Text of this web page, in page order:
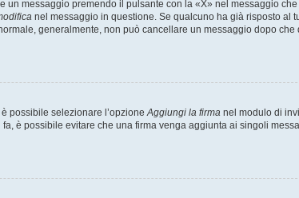
messaggio premendo il pulsante con la «X» nel messaggio
nel messaggio in questione. Se qualcuno ha già risposto al
generalmente, non può cancellare un messaggio dopo che
possibile selezionare l’opzioneAggiungi la firma nel modulo di
è possibile evitare che una firma venga aggiunta ai singoli